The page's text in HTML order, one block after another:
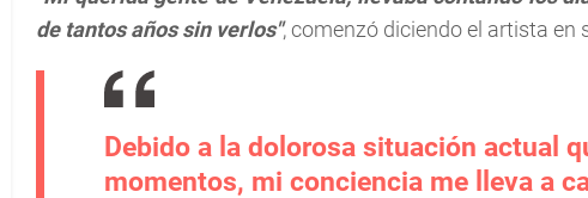
de tantos años sin verlos", comenzó diciendo el artista en
Debido a la dolorosa situación actual
momentos, mi conciencia me lleva a